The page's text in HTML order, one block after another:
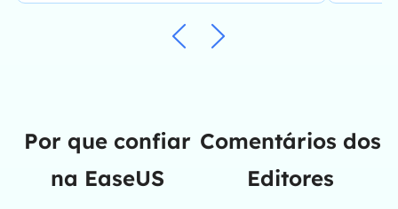
Por que confiar
na EaseUS
Comentários dos
Editores